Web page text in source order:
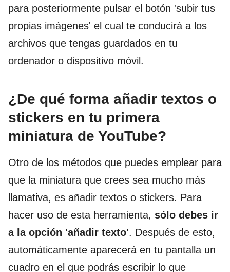
para posteriormente pulsar el botón 'subir tus
propias imágenes' el cual te conducirá a los
archivos que tengas guardados en tu
ordenador o dispositivo móvil.
¿De qué forma añadir textos o
stickers en tu primera
miniatura de YouTube?
Otro de los métodos que puedes emplear para
que la miniatura que crees sea mucho más
llamativa, es añadir textos o stickers. Para
hacer uso de esta herramienta, sólo debes ir
a la opción 'añadir texto'. Después de esto,
automáticamente aparecerá en tu pantalla un
cuadro en el que podrás escribir lo que